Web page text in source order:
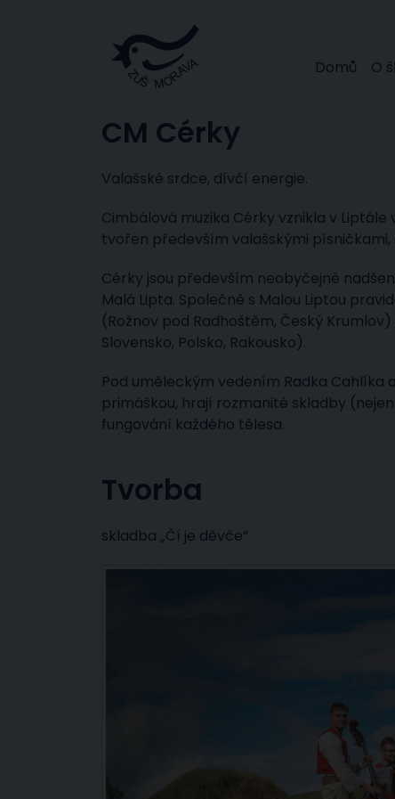
Domů O
CM Cérky
Valašské srdce, dívčí energie.
Cimbálová muzika Cérky vznikla v
tvořen především valašskými písničkami,
Cérky jsou především neobyčejně
Malá Lipta. Společně s Malou Liptou
(Rožnov pod Radhoštěm, Český
Slovensko, Polsko, Rakousko).
Pod uměleckým vedením Radka Cahlíka
primáškou, hrají rozmanité skladby
fungování každého tělesa.
Tvorba
skladba „Čí je děvče“